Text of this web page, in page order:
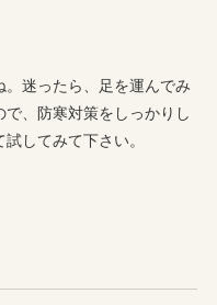
迷ったら、足を運んでみ
、防寒対策をしっかりし
してみて下さい。